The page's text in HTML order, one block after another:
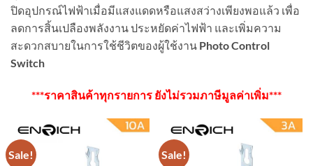
ปิดอุปกรณ์ไฟฟ้าเมื่อมีแสงแดดหรือแสงสว่างเพียงพอแล้ว เพื่อ
ลดการสิ้นเปลืองพลังงาน ประหยัดค่าไฟฟ้า และเพิ่มความ
สะดวกสบายในการใช้ชีวิตของผู้ใช้งาน Photo Control
Switch
***ราคาสินค้าทุกรายการ ยังไม่รวมภาษีมูลค่าเพิ่ม***
Sale! Sale!